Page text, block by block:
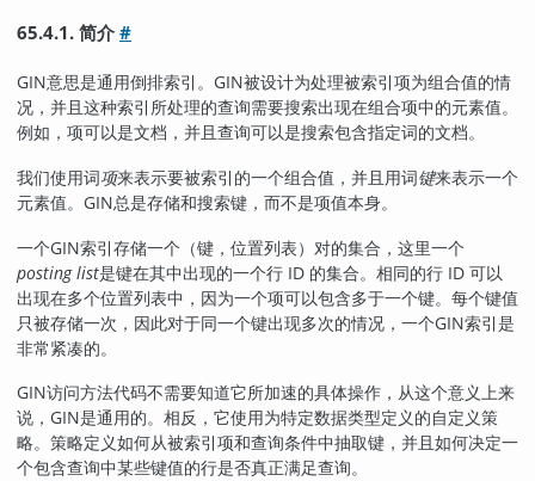
65.4.1. 简介#
GIN意思是通用倒排索引。 GIN被设计为处理被索引项为组合值的情
况，并且这种索引所处理的查询需要搜索出现在组合项中的元素值。
例如，项可以是文档，并且查询可以是搜索包含指定词的文档。
我们使用词项来表示要被索引的一个组合值，并且用词键来表示一个
元素值。 GIN总是存储和搜索键，而不是项值本身。
一个GIN索引存储一个（键，位置列表）对的集合，这里一个
posting list是键在其中出现的一个行 ID 的集合。相同的行 ID 可以
出现在多个位置列表中，因为一个项可以包含多于一个键。每个键值
只被存储一次，因此对于同一个键出现多次的情况，一个GIN索引是
非常紧凑的。
GIN访问方法代码不需要知道它所加速的具体操作，从这个意义上来
说， GIN是通用的。相反，它使用为特定数据类型定义的自定义策
略。策略定义如何从被索引项和查询条件中抽取键，并且如何决定一
个包含查询中某些键值的行是否真正满足查询。